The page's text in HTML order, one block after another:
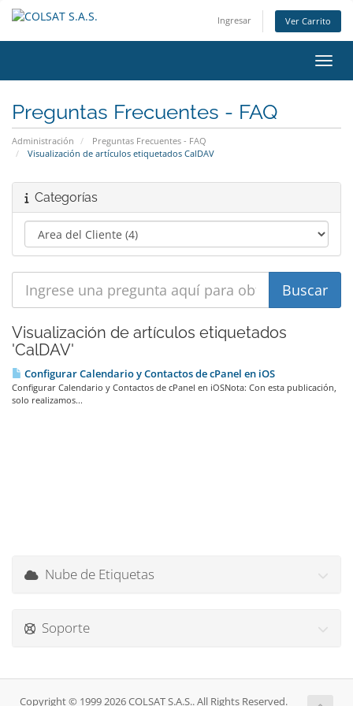
Ingresar Ver Carrito
Preguntas Frecuentes - FAQ
Administración
Preguntas Frecuentes - FAQ
Visualización de artículos etiquetados CalDAV
Categorías
Visualización de artículos etiquetados
'CalDAV'
Configurar Calendario y Contactos de cPanel en iOS
Configurar Calendario y Contactos de cPanel en iOSNota: Con esta publicación,
solo realizamos...
Nube de Etiquetas
Soporte
Copyright © 1999 2026 COLSAT S.A.S.. All Rights Reserved.